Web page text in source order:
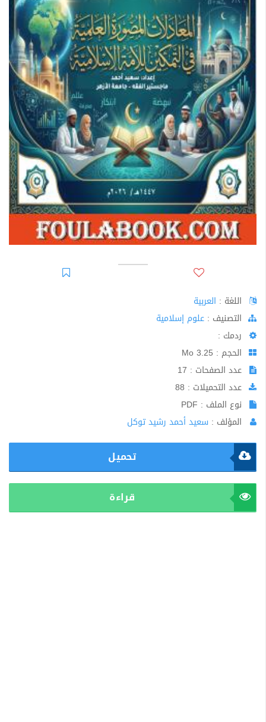
اللغة : العربية
اﻟﺘﺼﻨﻴﻒ : علوم إسلامية
ردمك :
الحجم : 3.25 Mo
عدد الصفحات : 17
عدد التحميلات : 88
نوع الملف : PDF
المؤلف : سعيد أحمد رشيد توكل
تحميل
قراءة